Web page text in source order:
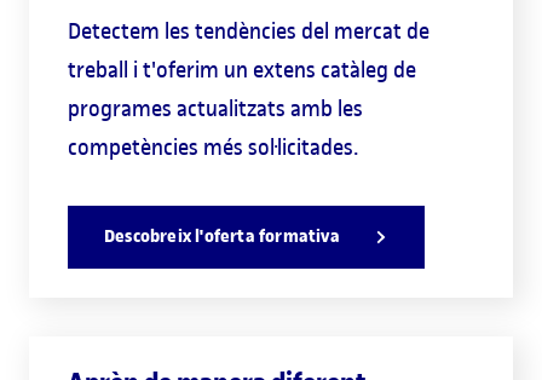
Detectem les tendències del mercat de
treball i t'oferim un extens catàleg de
programes actualitzats amb les
competències més sol·licitades.
Descobreix l'oferta formativa